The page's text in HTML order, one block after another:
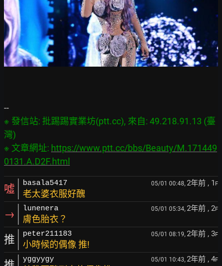
※ 發信站: 批踢踢實業坊(ptt.cc), 來自: 49.218.91.13 (臺
灣)
※ 文章網址: https://www.ptt.cc/bbs/Beauty/M.171449
0131.A.D2F.html
噓 basala5417 05/01 00:48, 2年前 , 1 F
老太婆衣服好醜
→ lunenera 05/01 05:34, 2年前 , 2F
膚色胎衣？
推 peter211183 05/01 08:19, 2年前 , 3F
小時候的偶像 推!
yggyygy 05/01 10:43, 2年前 , 4F